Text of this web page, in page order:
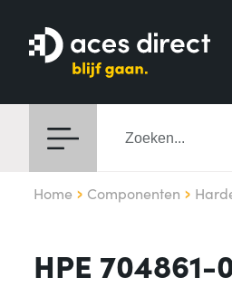
Home Componenten
HPE